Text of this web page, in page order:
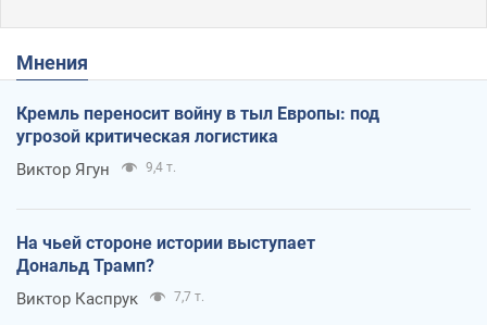
Мнения
Кремль переносит войну в тыл Европы: под
угрозой критическая логистика
Виктор Ягун 9,4 т.
На чьей стороне истории выступает
Дональд Трамп?
Виктор Каспрук 7,7 т.